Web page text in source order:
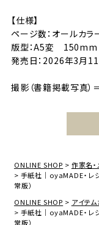
【仕様】
ページ数：オールカ
版型：A5変 150mm
発売日：2026年3月11
撮影（書籍掲載写真）
ONLINE SHOP 作家名
手紙社｜oyaMADE・レ
常版）
ONLINE SHOP
アイテ
手紙社｜oyaMADE・レ
常版）